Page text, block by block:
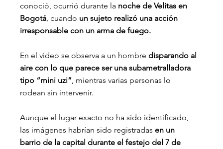
conoció, ocurrió durante la noche de Velitas en
Bogotá , cuando un sujeto realizó una acción
irresponsable con un arma de fuego.
En el video se observa a un hombre disparando al
aire con lo que parece ser una subametralladora
tipo “mini uzi” , mientras varias personas lo
rodean sin intervenir.
Aunque el lugar exacto no ha sido identificado,
las imágenes habrían sido registradas en un
barrio de la capital durante el festejo del 7 de